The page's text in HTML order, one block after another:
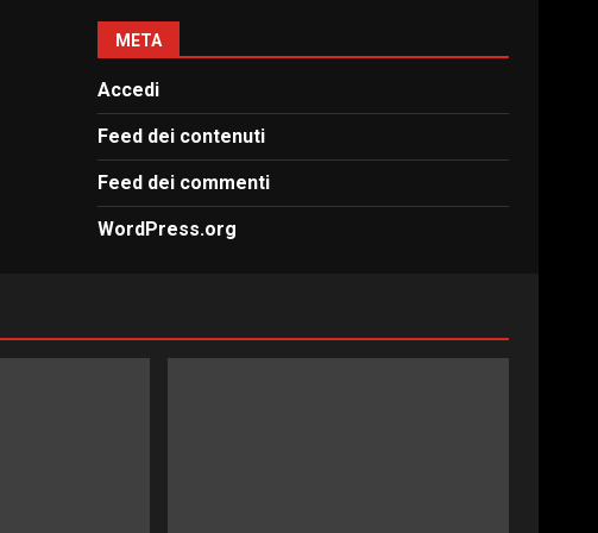
META
Accedi
Feed dei contenuti
Feed dei commenti
WordPress.org